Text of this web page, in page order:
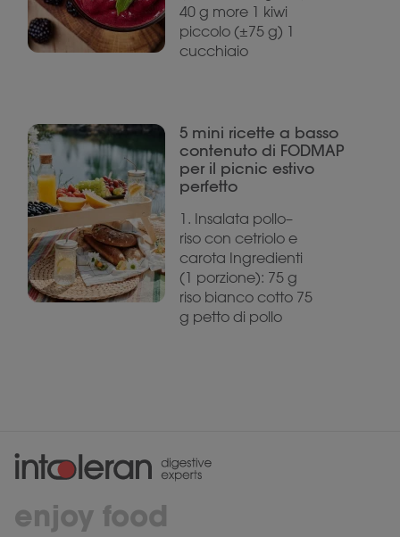
40 g more 1 kiwi
piccolo (±75 g) 1
cucchiaio
5 mini ricette a basso
contenuto di FODMAP
per il picnic estivo
perfetto
1. Insalata pollo–
riso con cetriolo e
carota Ingredienti
(1 porzione): 75 g
riso bianco cotto 75
g petto di pollo
enjoy food